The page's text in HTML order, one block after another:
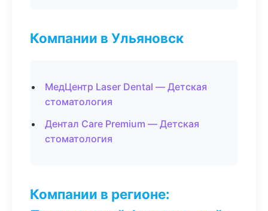
Компании в Ульяновск
МедЦентр Laser Dental — Детская
стоматология
Дентал Care Premium — Детская
стоматология
Компании в регионе: